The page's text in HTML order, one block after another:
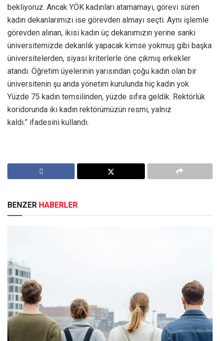
bekliyoruz. Ancak YÖK kadınları atamamayı, görevi süren
kadın dekanlarımızı ise görevden almayı seçti. Aynı işlemle
görevden alınan, ikisi kadın üç dekanımızın yerine sanki
üniversitemizde dekanlık yapacak kimse yokmuş gibi başka
üniversitelerden, siyasi kriterlerle öne çıkmış erkekler
atandı. Öğretim üyelerinin yarısından çoğu kadın olan bir
üniversitenin şu anda yönetim kurulunda hiç kadın yok.
Yüzde 75 kadın temsilinden, yüzde sıfıra geldik. Rektörlük
koridorunda iki kadın rektörümüzün resmi, yalnız
kaldı.” ifadesini kullandı.
BENZER HABERLER